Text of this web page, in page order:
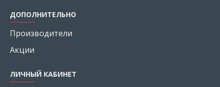
ДОПОЛНИТЕЛЬНО
Производители
Акции
ЛИЧНЫЙ КАБИНЕТ